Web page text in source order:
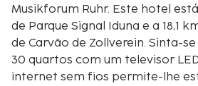
Musikforum Ruhr. Este hotel está a 25 km (15,5 mi)
de Parque Signal Iduna e a 18,1
de Carvão de Zollverein. Sinta-
30 quartos com um televisor
internet sem fios permite-lhe